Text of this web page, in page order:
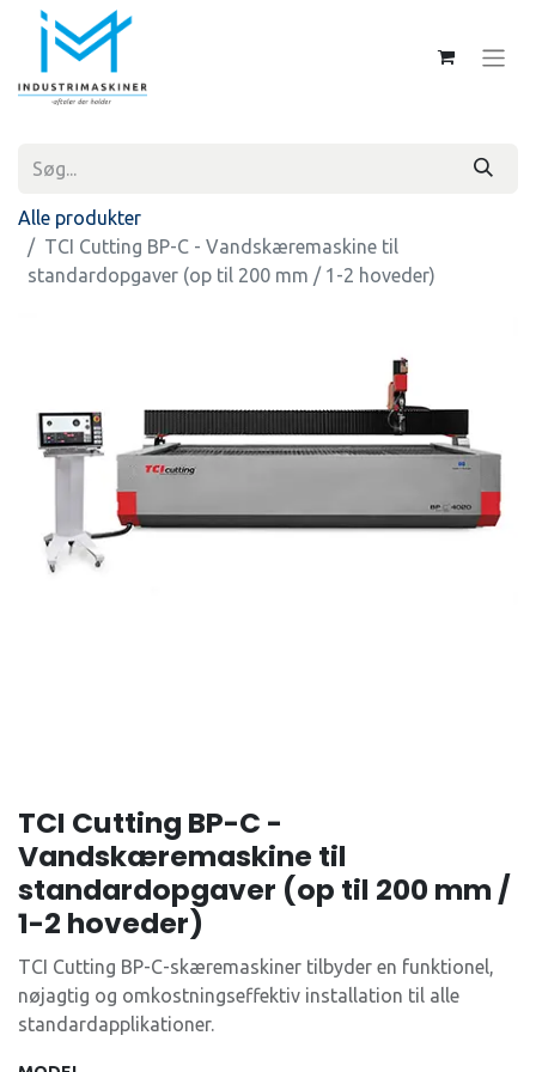
Alle produkter
TCI Cutting BP-C - Vandskæremaskine til
standardopgaver (op til 200 mm / 1-2 hoveder)
TCI Cutting BP-C -
Vandskæremaskine til
standardopgaver (op til 200 mm /
1-2 hoveder)
TCI Cutting BP-C-skæremaskiner tilbyder en funktionel,
nøjagtig og omkostningseffektiv installation til alle
standardapplikationer.